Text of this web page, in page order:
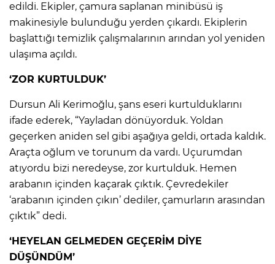
edildi. Ekipler, çamura saplanan minibüsü iş
makinesiyle bulunduğu yerden çıkardı. Ekiplerin
başlattığı temizlik çalışmalarının arından yol yeniden
ulaşıma açıldı.
‘ZOR KURTULDUK’
Dursun Ali Kerimoğlu, şans eseri kurtulduklarını
ifade ederek, “Yayladan dönüyorduk. Yoldan
geçerken aniden sel gibi aşağıya geldi, ortada kaldık.
Araçta oğlum ve torunum da vardı. Uçurumdan
atıyordu bizi neredeyse, zor kurtulduk. Hemen
arabanın içinden kaçarak çıktık. Çevredekiler
‘arabanın içinden çıkın’ dediler, çamurların arasından
çıktık” dedi.
‘HEYELAN GELMEDEN GEÇERİM DİYE
DÜŞÜNDÜM’